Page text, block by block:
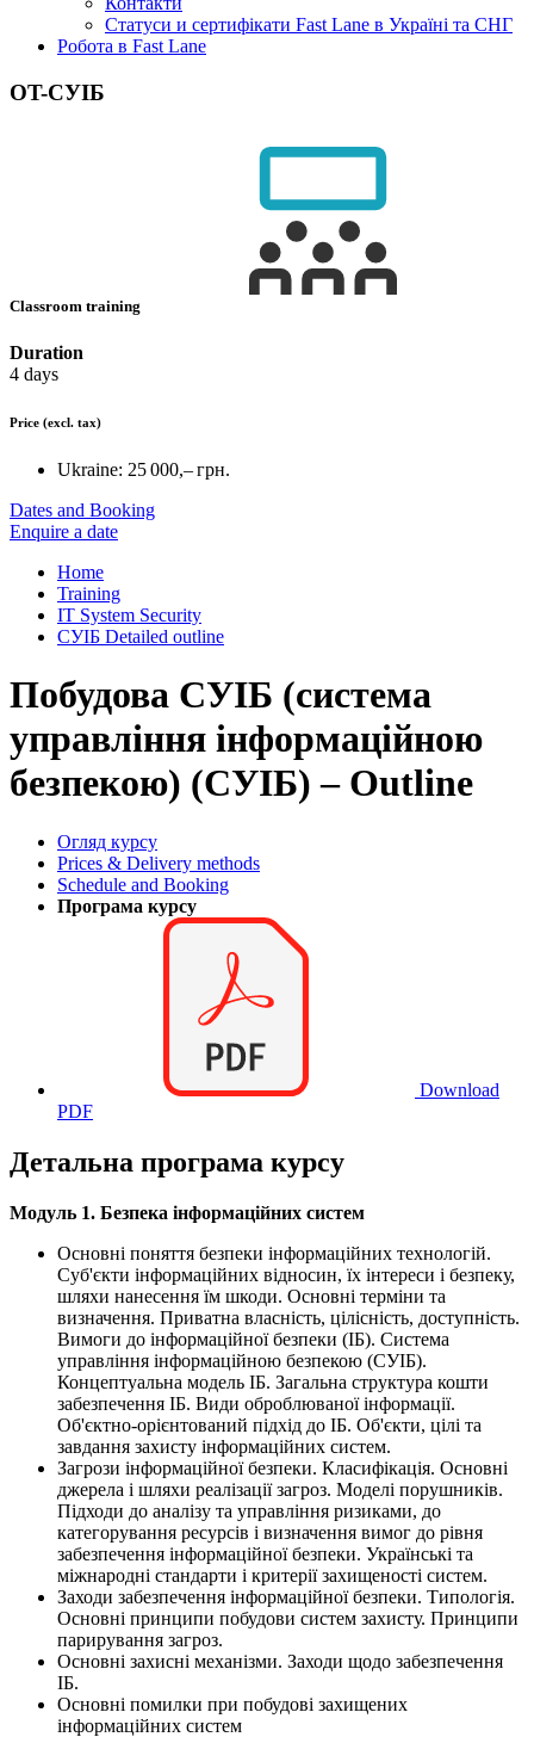
Статуси и сертифікати Fast Lane в Україні та СНГ
Робота в Fast Lane
OT-СУІБ
Classroom training
Duration
4 days
Price (excl. tax)
Ukraine: 25 000,– грн.
Dates and Booking
Enquire a date
Home
Training
IT System Security
СУІБ Detailed outline
Побудова СУІБ (система
управління інформаційною
безпекою) (СУІБ) – Outline
Огляд курсу
Prices & Delivery methods
Schedule and Booking
Програма курсу
Download
PDF
Детальна програма курсу
Модуль 1. Безпека інформаційних систем
Основні поняття безпеки інформаційних технологій.
Суб'єкти інформаційних відносин, їх інтереси і безпеку,
шляхи нанесення їм шкоди. Основні терміни та
визначення. Приватна власність, цілісність, доступність.
Вимоги до інформаційної безпеки (ІБ). Система
управління інформаційною безпекою (СУІБ).
Концептуальна модель ІБ. Загальна структура кошти
забезпечення ІБ. Види оброблюваної інформації.
Об'єктно-орієнтований підхід до ІБ. Об'єкти, цілі та
завдання захисту інформаційних систем.
Загрози інформаційної безпеки. Класифікація. Основні
джерела і шляхи реалізації загроз. Моделі порушників.
Підходи до аналізу та управління ризиками, до
категорування ресурсів і визначення вимог до рівня
забезпечення інформаційної безпеки. Українські та
міжнародні стандарти і критерії захищеності систем.
Заходи забезпечення інформаційної безпеки. Типологія.
Основні принципи побудови систем захисту. Принципи
парирування загроз.
Основні захисні механізми. Заходи щодо забезпечення
ІБ.
Основні помилки при побудові захищених
інформаційних систем